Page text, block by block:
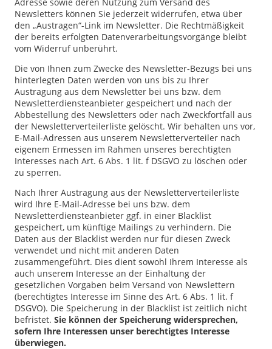
Newsletters können Sie jederzeit widerrufen, etwa über
den „Austragen“-Link im Newsletter. Die Rechtmäßigkeit
der bereits erfolgten Datenverarbeitungsvorgänge bleibt
vom Widerruf unberührt.
Die von Ihnen zum Zwecke des Newsletter-Bezugs bei uns
hinterlegten Daten werden von uns bis zu Ihrer
Austragung aus dem Newsletter bei uns bzw. dem
Newsletterdiensteanbieter gespeichert und nach der
Abbestellung des Newsletters oder nach Zweckfortfall aus
der Newsletterverteilerliste gelöscht. Wir behalten uns vor,
E-Mail-Adressen aus unserem Newsletterverteiler nach
eigenem Ermessen im Rahmen unseres berechtigten
Interesses nach Art. 6 Abs. 1 lit. f DSGVO zu löschen oder
zu sperren.
Nach Ihrer Austragung aus der Newsletterverteilerliste
wird Ihre E-Mail-Adresse bei uns bzw. dem
Newsletterdiensteanbieter ggf. in einer Blacklist
gespeichert, um künftige Mailings zu verhindern. Die
Daten aus der Blacklist werden nur für diesen Zweck
verwendet und nicht mit anderen Daten
zusammengeführt. Dies dient sowohl Ihrem Interesse als
auch unserem Interesse an der Einhaltung der
gesetzlichen Vorgaben beim Versand von Newslettern
(berechtigtes Interesse im Sinne des Art. 6 Abs. 1 lit. f
DSGVO). Die Speicherung in der Blacklist ist zeitlich nicht
befristet. Sie können der Speicherung widersprechen,
sofern Ihre Interessen unser berechtigtes Interesse
überwiegen.